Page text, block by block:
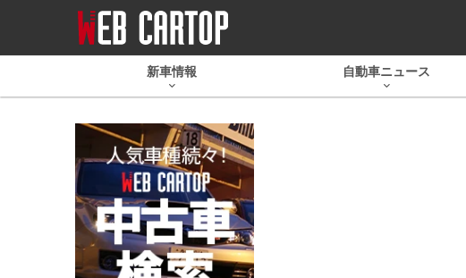
新車情報 自動車ニュース